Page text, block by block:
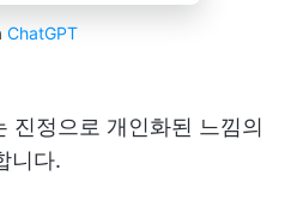
ChatGPT
진정으로 개인화된 느낌의
니다.